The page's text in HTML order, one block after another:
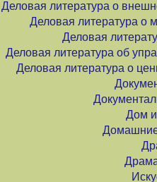
Деловая литература о
Деловая литература о
Деловая
Деловая литература об
Деловая литература о
Дом